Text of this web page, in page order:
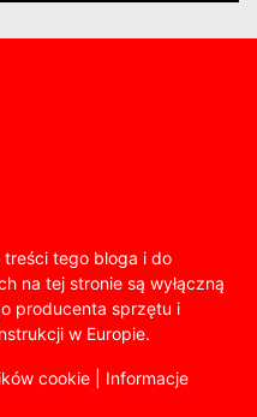
treści tego bloga i do
na tej stronie są wyłączną
producenta sprzętu i
w Europie.
cookie
Informacje